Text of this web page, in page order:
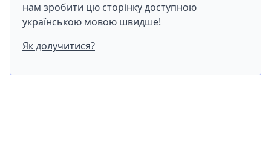
нам зробити цю сторінку доступною
українською мовою швидше!
Як долучитися?